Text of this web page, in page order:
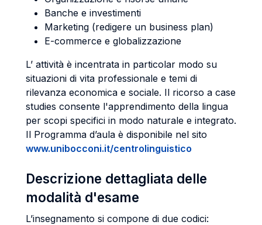
Banche e investimenti
Marketing (redigere un business plan)
E-commerce e globalizzazione
L’ attività è incentrata in particolar modo su
situazioni di vita professionale e temi di
rilevanza economica e sociale. Il ricorso a case
studies consente l'apprendimento della lingua
per scopi specifici in modo naturale e integrato.
Il Programma d’aula è disponibile nel sito
www.unibocconi.it/centrolinguistico
Descrizione dettagliata delle
modalità d'esame
L’insegnamento si compone di due codici: